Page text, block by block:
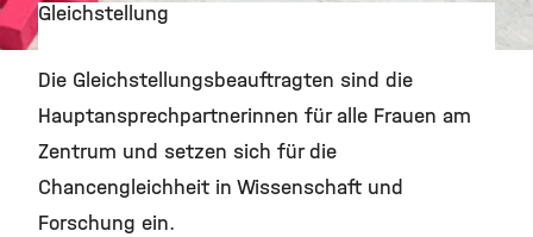
Gleichstellung
Die Gleichstellungsbeauftragten sind die
Hauptansprechpartnerinnen für alle Frauen am
Zentrum und setzen sich für die
Chancengleichheit in Wissenschaft und
Forschung ein.